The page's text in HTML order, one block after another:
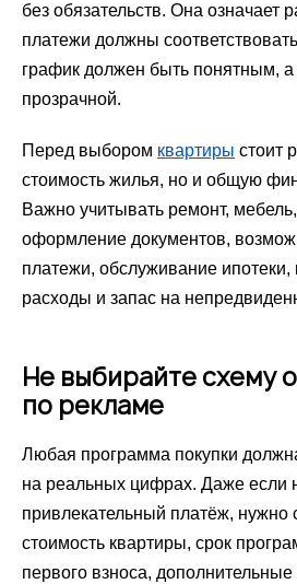
без обязательств. Она означает
платежи должны
график должен быть понятным,
прозрачной.
Перед выбором квартиры стоит
стоимость жилья, но и общую
Важно учитывать ремонт,
оформление документов,
платежи, обслуживание
расходы и запас на
Не выбирайте схему
по рекламе
Любая программа покупки
на реальных цифрах. Даже если
привлекательный платёж, нужно
стоимость квартиры, срок
первого взноса,